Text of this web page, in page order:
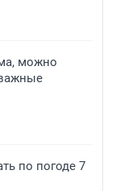
можно
по погоде 7